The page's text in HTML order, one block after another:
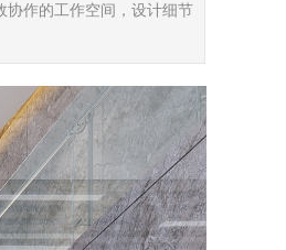
协作的工作空间，设计细节